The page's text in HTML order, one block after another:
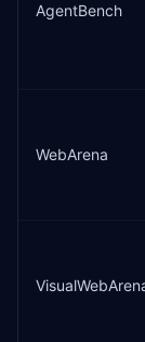
AgentBench
WebArena